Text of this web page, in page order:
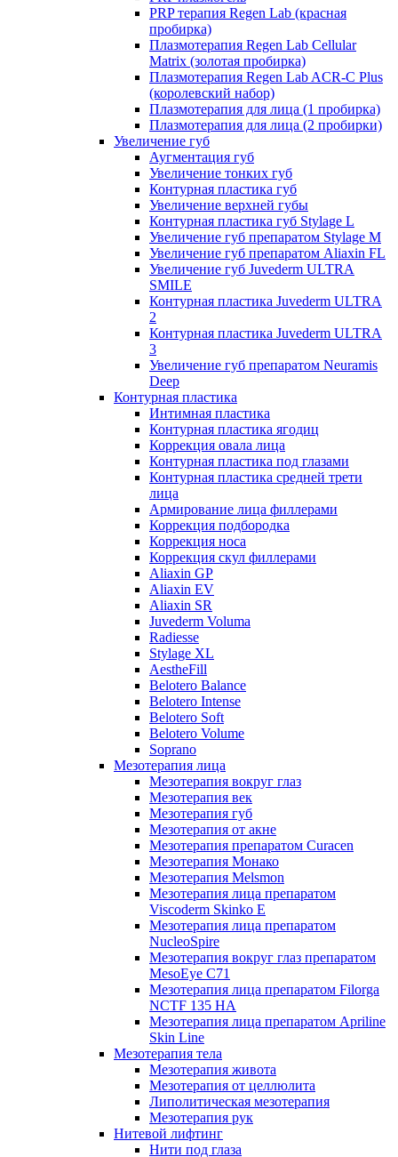
PRP терапия Regen Lab (красная
пробирка)
Плазмотерапия Regen Lab Cellular
Matrix (золотая пробирка)
Плазмотерапия Regen Lab ACR-C Plus
(королевский набор)
Плазмотерапия для лица (1 пробирка)
Плазмотерапия для лица (2 пробирки)
Увеличение губ
Аугментация губ
Увеличение тонких губ
Контурная пластика губ
Увеличение верхней губы
Контурная пластика губ Stylage L
Увеличение губ препаратом Stylage M
Увеличение губ препаратом Aliaxin FL
Увеличение губ Juvederm ULTRA
SMILE
Контурная пластика Juvederm ULTRA
2
Контурная пластика Juvederm ULTRA
3
Увеличение губ препаратом Neuramis
Deep
Контурная пластика
Интимная пластика
Контурная пластика ягодиц
Коррекция овала лица
Контурная пластика под глазами
Контурная пластика средней трети
лица
Армирование лица филлерами
Коррекция подбородка
Коррекция носа
Коррекция скул филлерами
Aliaxin GP
Aliaxin EV
Aliaxin SR
Juvederm Voluma
Radiesse
Stylage XL
AestheFill
Belotero Balance
Belotero Intense
Belotero Soft
Belotero Volume
Soprano
Мезотерапия лица
Мезотерапия вокруг глаз
Мезотерапия век
Мезотерапия губ
Мезотерапия от акне
Мезотерапия препаратом Curacen
Мезотерапия Монако
Мезотерапия Melsmon
Мезотерапия лица препаратом
Viscoderm Skinko E
Мезотерапия лица препаратом
NucleoSpire
Мезотерапия вокруг глаз препаратом
MesoEye С71
Мезотерапия лица препаратом Filorga
NCTF 135 HA
Мезотерапия лица препаратом Apriline
Skin Line
Мезотерапия тела
Мезотерапия живота
Мезотерапия от целлюлита
Липолитическая мезотерапия
Мезотерапия рук
Нитевой лифтинг
Нити под глаза